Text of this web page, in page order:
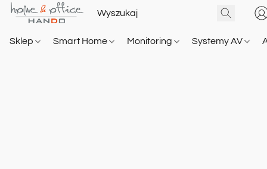
Sklep Smart Home Monitoring Systemy AV